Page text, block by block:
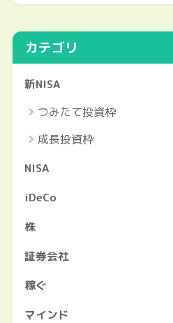
カテゴリ
新NISA
つみたて投資枠
成長投資枠
NISA
iDeCo
株
証券会社
稼ぐ
マインド